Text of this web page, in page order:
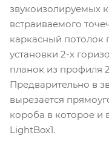
звукоизолируемых
встраиваемого
каркасный
установки 2-х
планок из профиля
Предварительно в
вырезается
короба в которое и
LightBox1.